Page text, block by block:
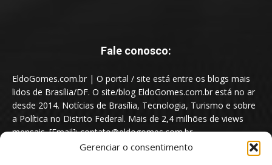
Gerenciar o consentimento
Fale conosco:
EldoGomes.com.br | O portal / site está entre os blogs mais
lidos de Brasília/DF. O site/blog EldoGomes.com.br está no ar
desde 2014. Notícias de Brasília, Tecnologia, Turismo e sobre
a Política no Distrito Federal. Mais de 2,4 milhões de views
mensais. [Email]: contato@eldogomes.com.br